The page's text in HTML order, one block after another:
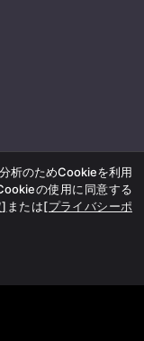
析のためCookieを利用
の使用に同意する
または[プライバシーポ